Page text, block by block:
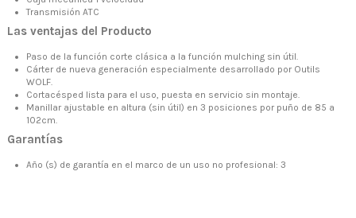
Transmisión ATC
Las ventajas del Producto
Paso de la función corte clásica a la función mulching sin útil.
Cárter de nueva generación especialmente desarrollado por Outils
WOLF.
Cortacésped lista para el uso, puesta en servicio sin montaje.
Manillar ajustable en altura (sin útil) en 3 posiciones por puño de 85 a
102cm.
Garantías
Año (s) de garantía en el marco de un uso no profesional: 3